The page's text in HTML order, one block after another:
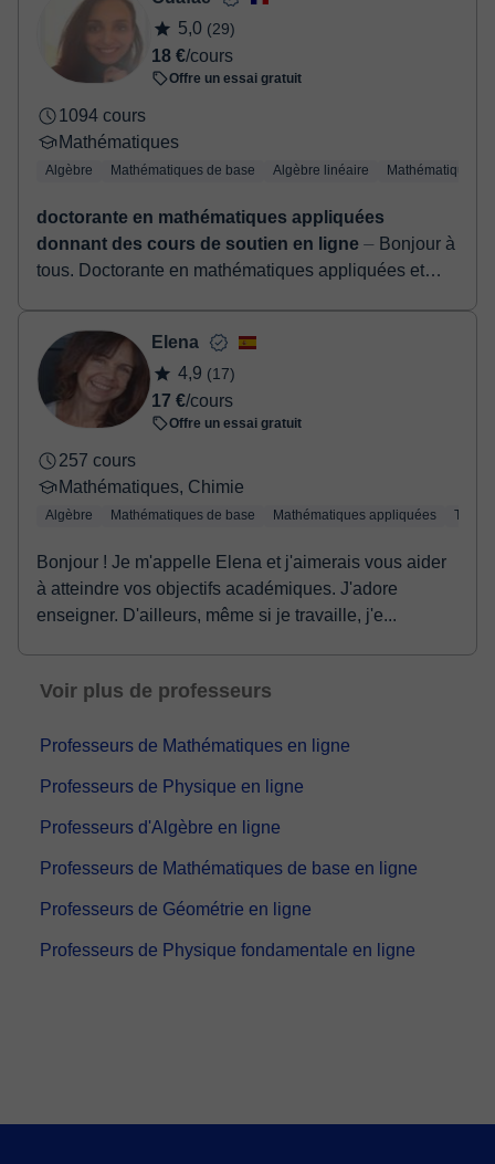
Une fois le paiement réglé, nous vous enverrons un e-mail pour
confirmer la réservation.5,0 (29)
18 €/cours
Offre un essai gratuit
1094 cours
Mathématiques
Algèbre Mathématiques de base Algèbre linéaire Mathématiques
doctorante en mathématiques appliquées
donnant des cours de soutien en ligne ⏤ Bonjour à
tous. Doctorante en mathématiques appliquées et
Elena
4,9 (17)
17 €/cours
Offre un essai gratuit
257 cours
Mathématiques, Chimie
Algèbre Mathématiques de base Mathématiques appliquées
Bonjour ! Je m'appelle Elena et j'aimerais vous aider
à atteindre vos objectifs académiques. J'adore
enseigner. D'ailleurs, même si je travaille, j'e...
Voir plus de professeurs
Professeurs de Mathématiques en ligne
Professeurs de Physique en ligne
Professeurs d'Algèbre en ligne
Professeurs de Mathématiques de base en ligne
Professeurs de Géométrie en ligne
Professeurs de Physique fondamentale en ligne